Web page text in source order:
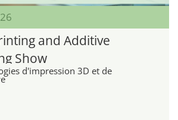
and Additive
Show
d'impression 3D et de